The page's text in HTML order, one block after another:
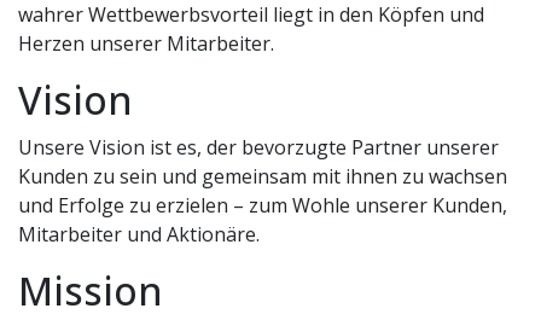
wahrer Wettbewerbsvorteil liegt in den Köpfen und
Herzen unserer Mitarbeiter.
Vision
Unsere Vision ist es, der bevorzugte Partner unserer
Kunden zu sein und gemeinsam mit ihnen zu wachsen
und Erfolge zu erzielen – zum Wohle unserer Kunden,
Mitarbeiter und Aktionäre.
Mission